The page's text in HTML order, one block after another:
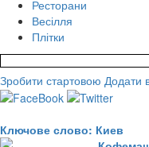
Ресторани
Весілля
Плітки
Зробити стартовою Додати
Ключове слово: Киев